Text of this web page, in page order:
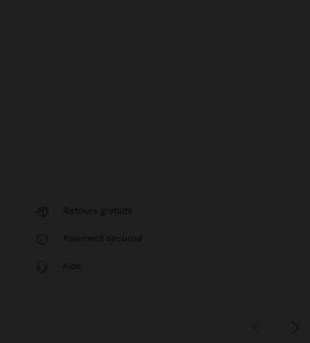
Retours gratuits
Paiement sécurisé
Aide